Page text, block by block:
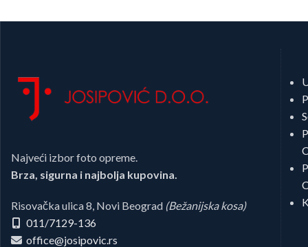
Najveći izbor foto opreme.
Brza, sigurna i najbolja kupovina.
Risovačka ulica 8, Novi Beograd (Bežanijska kosa)
011/7129-136
office@josipovic.rs